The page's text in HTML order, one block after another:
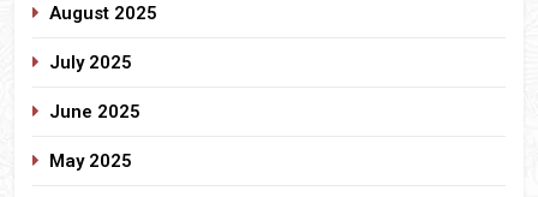
August 2025
July 2025
June 2025
May 2025